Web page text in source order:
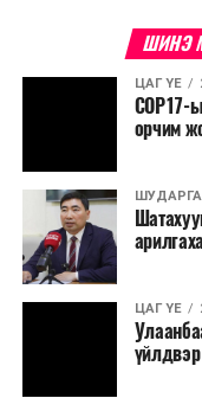
ШИНЭ
ЦАГ ҮЕ
COP17-
орчим
ЦАГ ҮЕ